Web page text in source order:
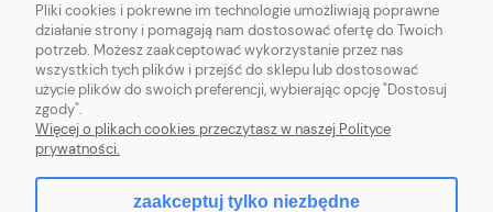
Sklep internetowy Purmo-online | ul. Dworcowa 20c, 89-600 Chojnice |
sklep@northbud.pl|600 688 174| NIP: 5611453503 | REGON: 093113714
Pliki cookies i pokrewne im technologie umożliwiają poprawne
działanie strony i pomagają nam dostosować ofertę do Twoich
potrzeb. Możesz zaakceptować wykorzystanie przez nas
wszystkich tych plików i przejść do sklepu lub dostosować
użycie plików do swoich preferencji, wybierając opcję "Dostosuj
zgody".
Więcej o plikach cookies przeczytasz w naszej Polityce
prywatności.
zaakceptuj tylko niezbędne